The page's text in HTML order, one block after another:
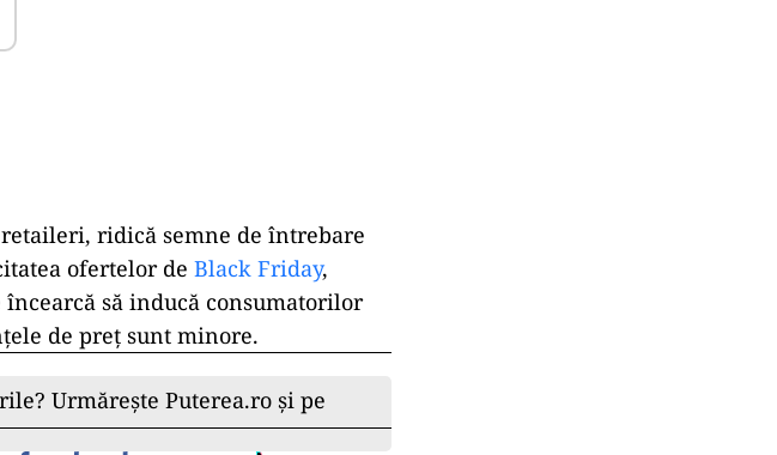
ridică semne de întrebare
ofertelor de Black Friday,
să inducă consumatorilor
de preț sunt minore.
Urmărește Puterea.ro și pe